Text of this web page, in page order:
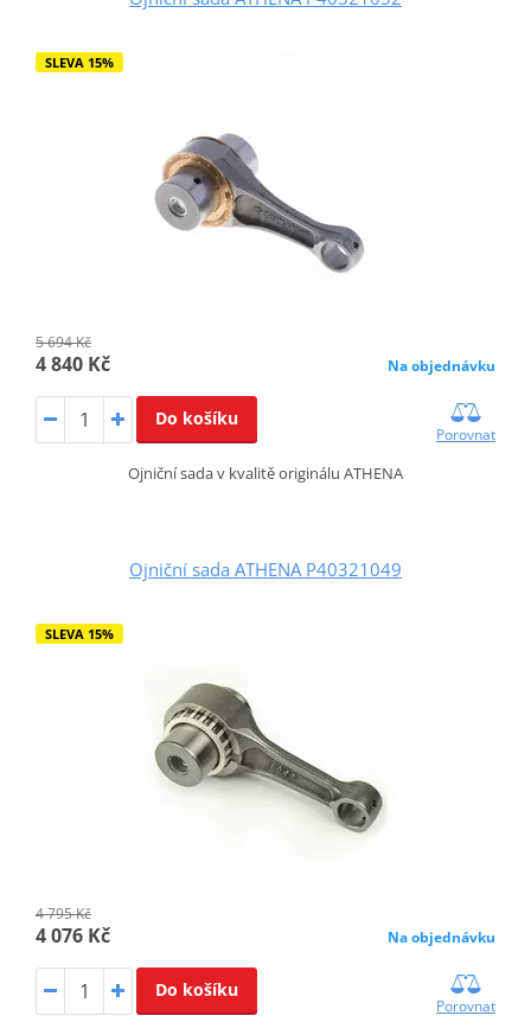
SLEVA 15%
5 694 Kč
4 840 Kč Na objednávku
Do košíku
Porovnat
Ojniční sada v kvalitě originálu ATHENA
Ojniční sada ATHENA P40321049
SLEVA 15%
4 795 Kč
4 076 Kč Na objednávku
Do košíku
Porovnat